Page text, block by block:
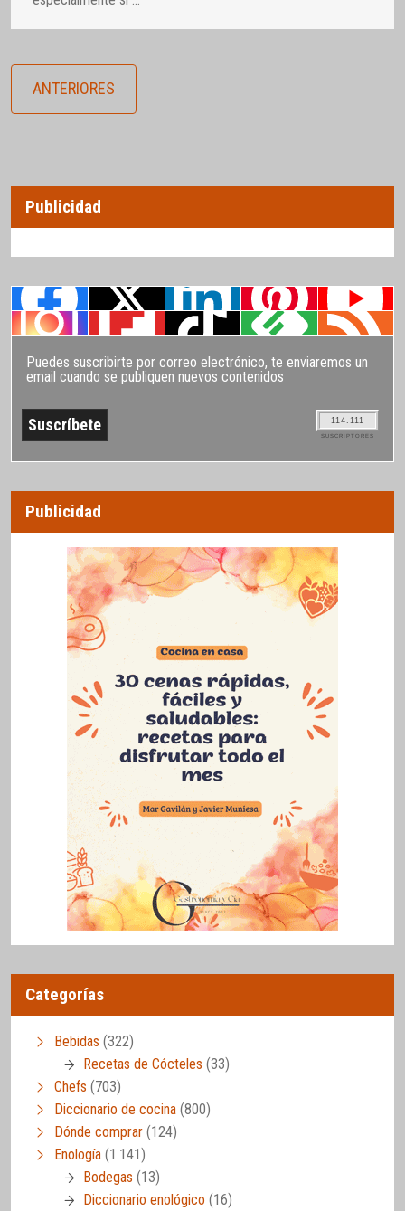
ANTERIORES
Publicidad
Puedes suscribirte por correo electrónico, te enviaremos un
email cuando se publiquen nuevos contenidos
114.111
SUSCRIPTORES
Publicidad
Categorías
Bebidas (322)
Recetas de Cócteles (33)
Chefs (703)
Diccionario de cocina (800)
Dónde comprar (124)
Enología (1.141)
Bodegas (13)
Diccionario enológico (16)